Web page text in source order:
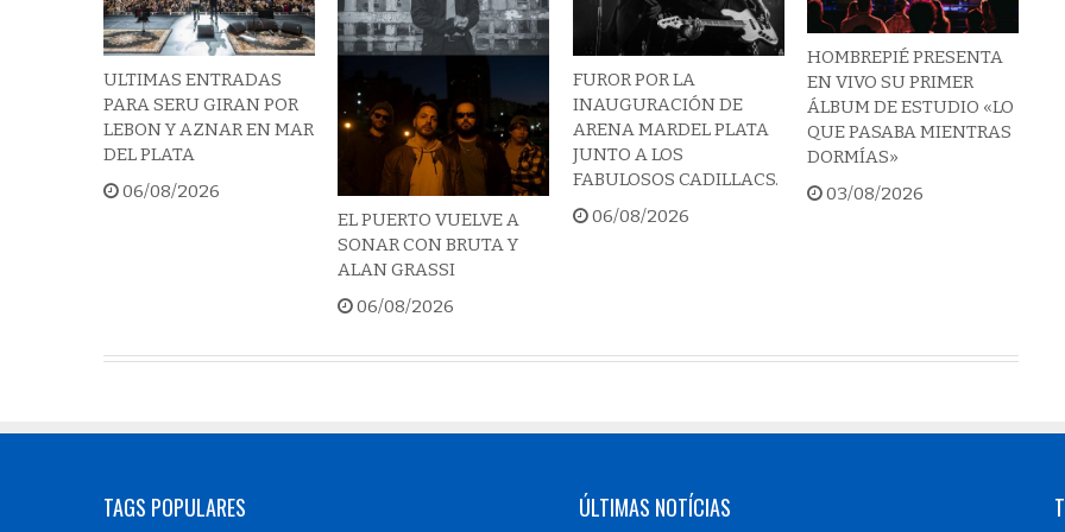
ULTIMAS ENTRADAS
PARA SERU GIRAN POR
LEBON Y AZNAR EN MAR
DEL PLATA
06/08/2026
EL PUERTO VUELVE A
SONAR CON BRUTA Y
ALAN GRASSI
06/08/2026
FUROR POR LA
INAUGURACIÓN DE
ARENA MARDEL PLATA
JUNTO A LOS
FABULOSOS CADILLACS.
06/08/2026
HOMBREPIÉ PRESENTA
EN VIVO SU PRIMER
ÁLBUM DE ESTUDIO «LO
QUE PASABA MIENTRAS
DORMÍAS»
03/08/2026
TAGS POPULARES ÚLTIMAS NOTÍCIAS